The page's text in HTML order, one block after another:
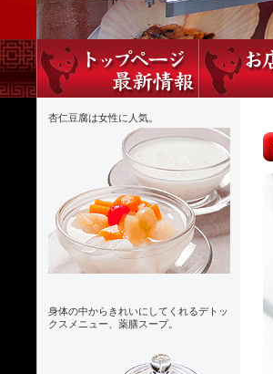
杏仁豆腐は女性に人気。
身体の中からきれいにしてくれるデトッ
クスメニュー、薬膳スープ。